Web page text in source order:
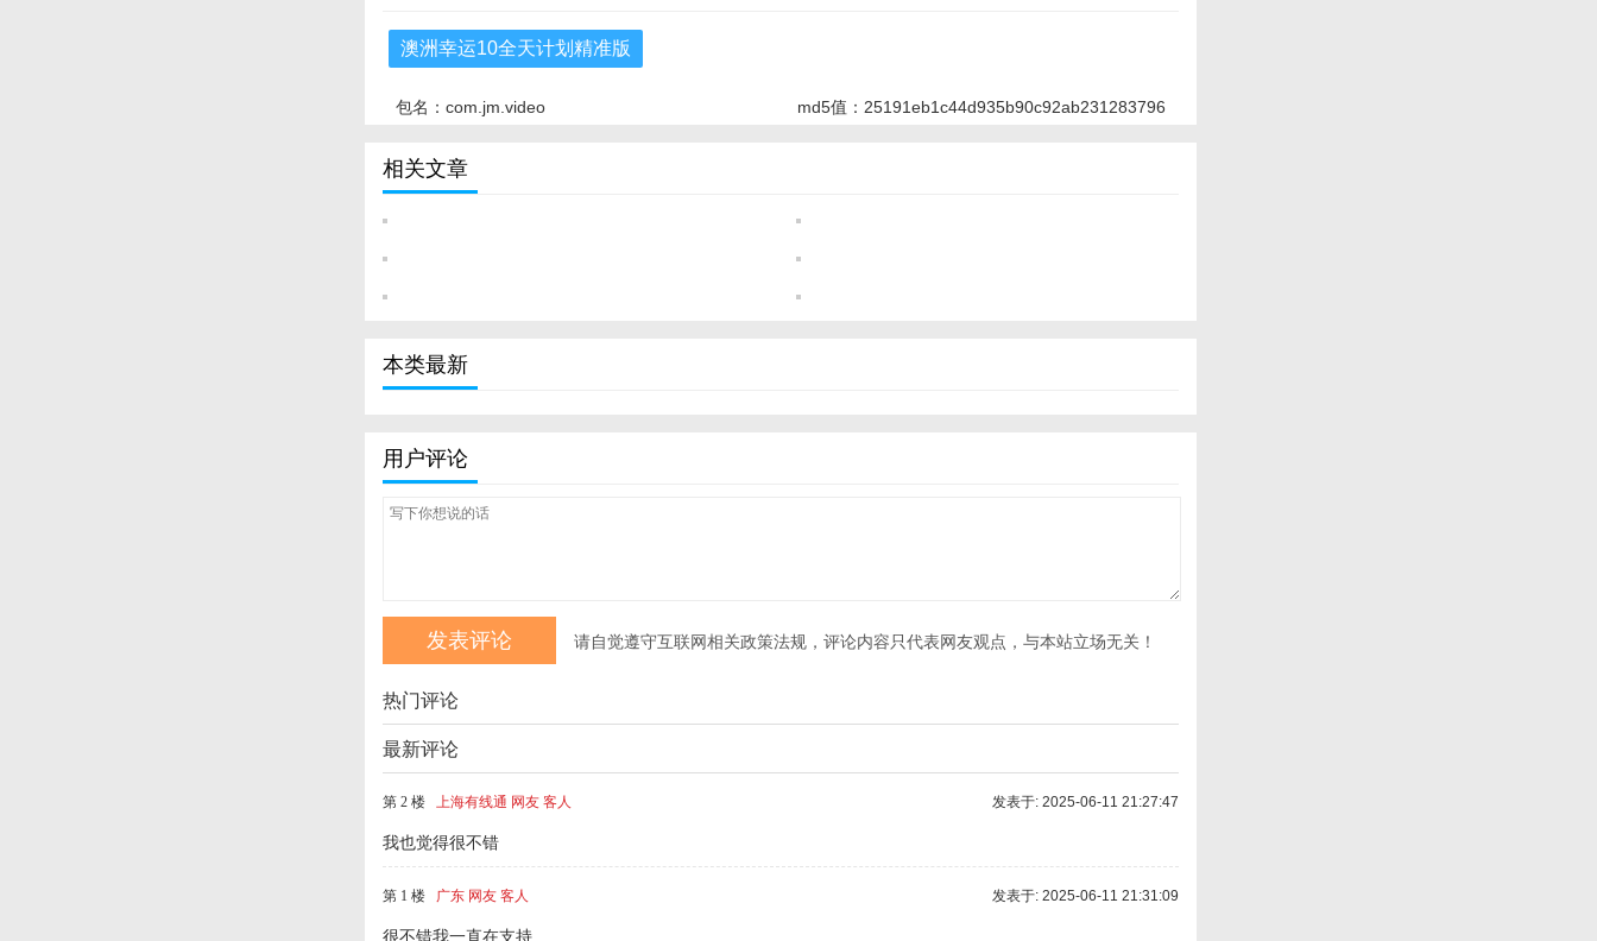
澳洲幸运10全天计划精准版
包名：com.jm.video md5值：25191eb1c44d935b90c92ab231283796
相关文章
本类最新
用户评论
请自觉遵守互联网相关政策法规，评论内容只代表网友观点，与本站立场无关！
热门评论
最新评论
第 2 楼 上海有线通 网友 客人 发表于: 2025-06-11 21:27:47
我也觉得很不错
第 1 楼 广东 网友 客人 发表于: 2025-06-11 21:31:09
很不错我一直在支持